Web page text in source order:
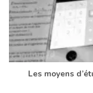
Les moyens